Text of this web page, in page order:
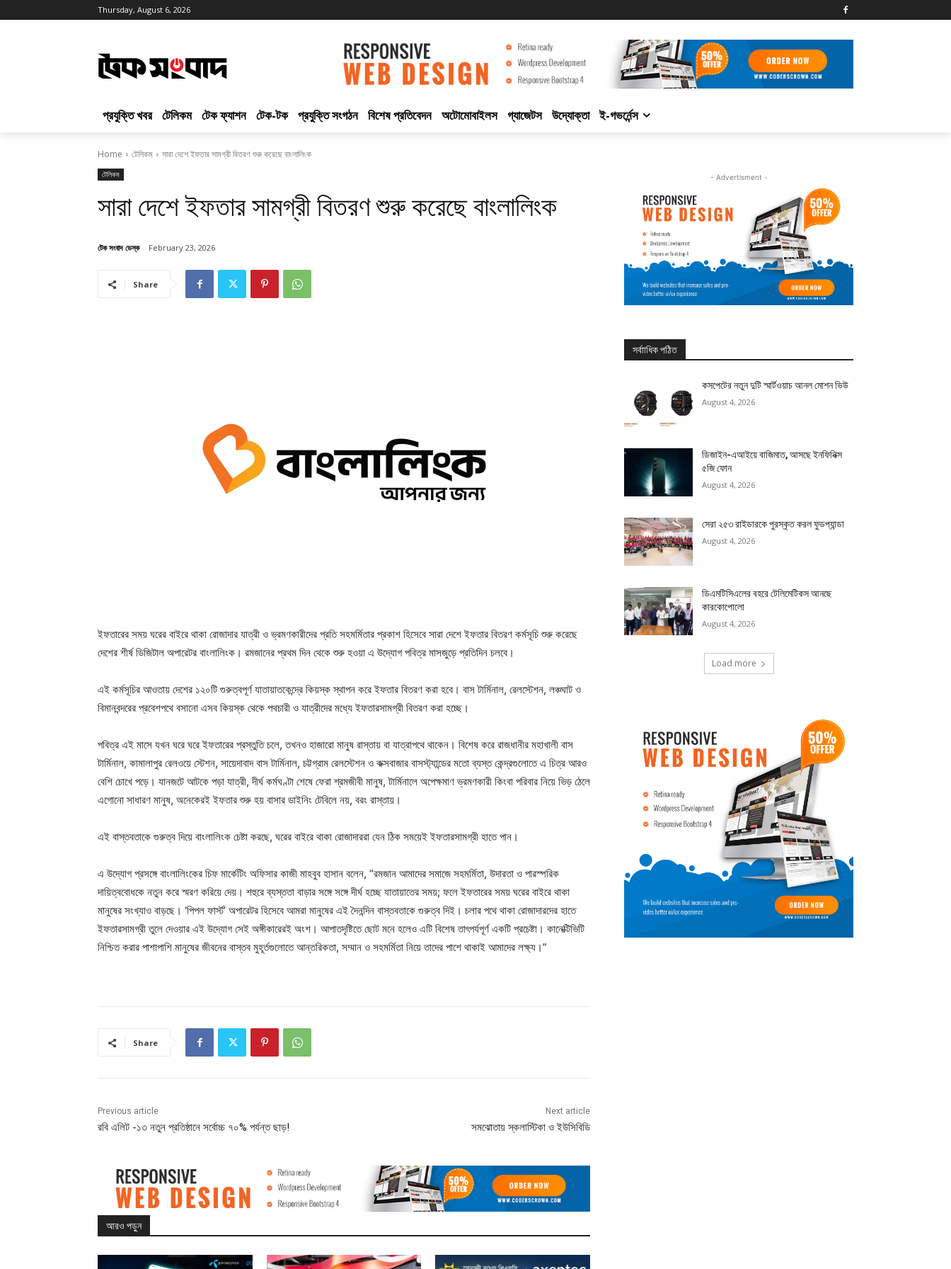
Thursday, August 6, 2026
প্রযুক্তি খবর টেলিকম টেক ফ্যাশন টেক-টক প্রযুক্তি সংগঠন বিশেষ প্রতিবেদন অটোমোবাইলস গ্যাজেটস উদ্যোক্তা ই-গভর্নেন্স
Home টেলিকম সারা দেশে ইফতার সামগ্রী বিতরণ শুরু করেছে বাংলালিংক
টেলিকম
সারা দেশে ইফতার সামগ্রী বিতরণ শুরু করেছে বাংলালিংক
টেক সংবাদ ডেস্ক February 23, 2026
Share
ইফতারের সময় ঘরের বাইরে থাকা রোজাদার যাত্রী ও ভ্রমণকারীদের প্রতি সহমর্মিতার প্রকাশ হিসেবে সারা দেশে ইফতার বিতরণ কর্মসূচি শুরু করেছে
দেশের শীর্ষ ডিজিটাল অপারেটর বাংলালিংক। রমজানের প্রথম দিন থেকে শুরু হওয়া এ উদ্যোগ পবিত্র মাসজুড়ে প্রতিদিন চলবে।
এই কর্মসূচির আওতায় দেশের ১২০টি গুরুত্বপূর্ণ যাতায়াতকেন্দ্রে কিয়স্ক স্থাপন করে ইফতার বিতরণ করা হবে। বাস টার্মিনাল, রেলস্টেশন, লঞ্চঘাট ও
বিমানবন্দরের প্রবেশপথে বসানো এসব কিয়স্ক থেকে পথচারী ও যাত্রীদের মধ্যে ইফতারসামগ্রী বিতরণ করা হচ্ছে।
পবিত্র এই মাসে যখন ঘরে ঘরে ইফতারের প্রস্তুতি চলে, তখনও হাজারো মানুষ রাস্তায় বা যাত্রাপথে থাকেন। বিশেষ করে রাজধানীর মহাখালী বাস
টার্মিনাল, কামালাপুর রেলওয়ে স্টেশন, সায়েদাবাদ বাস টার্মিনাল, চট্টগ্রাম রেলস্টেশন ও কক্সবাজার বাসস্ট্যান্ডের মতো ব্যস্ত কেন্দ্রগুলোতে এ চিত্র আরও
বেশি চোখে পড়ে। যানজটে আটকে পড়া যাত্রী, দীর্ঘ কর্মঘণ্টা শেষে ফেরা শ্রমজীবী মানুষ, টার্মিনালে অপেক্ষমাণ ভ্রমণকারী কিংবা পরিবার নিয়ে ভিড় ঠেলে
এগোনো সাধারণ মানুষ, অনেকেরই ইফতার শুরু হয় বাসার ডাইনিং টেবিলে নয়, বরং রাস্তায়।
এই বাস্তবতাকে গুরুত্ব দিয়ে বাংলালিংক চেষ্টা করছে, ঘরের বাইরে থাকা রোজাদাররা যেন ঠিক সময়েই ইফতারসামগ্রী হাতে পান।
এ উদ্যোগ প্রসঙ্গে বাংলালিংকের চিফ মার্কেটিং অফিসার কাজী মাহবুব হাসান বলেন, “রমজান আমাদের সমাজে সহমর্মিতা, উদারতা ও পারস্পরিক
দায়িত্ববোধকে নতুন করে স্মরণ করিয়ে দেয়। শহুরে ব্যস্ততা বাড়ার সঙ্গে সঙ্গে দীর্ঘ হচ্ছে যাতায়াতের সময়; ফলে ইফতারের সময় ঘরের বাইরে থাকা
মানুষের সংখ্যাও বাড়ছে। ‘পিপল ফার্স্ট’ অপারেটর হিসেবে আমরা মানুষের এই দৈনন্দিন বাস্তবতাকে গুরুত্ব দিই। চলার পথে থাকা রোজাদারদের হাতে
ইফতারসামগ্রী তুলে দেওয়ার এই উদ্যোগ সেই অঙ্গীকারেরই অংশ। আপাতদৃষ্টিতে ছোট মনে হলেও এটি বিশেষ তাৎপর্যপূর্ণ একটি প্রচেষ্টা। কানেক্টিভিটি
নিশ্চিত করার পাশাপাশি মানুষের জীবনের বাস্তব মুহূর্তগুলোতে আন্তরিকতা, সম্মান ও সহমর্মিতা নিয়ে তাদের পাশে থাকাই আমাদের লক্ষ্য।”
Share
Previous article
রবি এলিট -১৩ নতুন প্রতিষ্ঠানে সর্বোচ্চ ৭০% পর্যন্ত ছাড়!
Next article
সমঝোতায় স্কলাস্টিকা ও ইউসিবিডি
আরও পড়ুন
- Advertisment -
সর্বাাধিক পঠিত
কসপেটের নতুন দুটি স্মার্টওয়াচ আনল মোশন ভিউ
August 4, 2026
ডিজাইন-এআইয়ে বাজিমাত, আসছে ইনফিনিক্স
৫জি ফোন
August 4, 2026
সেরা ২৫৩ রাইডারকে পুরস্কৃত করল ফুডপ্যান্ডা
August 4, 2026
ডিএমটিসিএলের বহরে টেলিমেটিকস আনছে
কারকোপোলো
August 4, 2026
Load more